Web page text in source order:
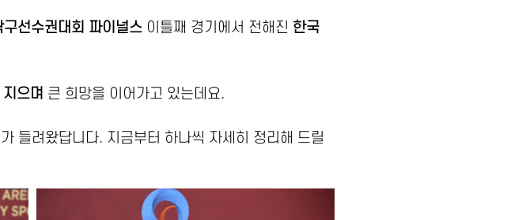
선수권대회 파이널스 이틀째 경기에서 전해진 한국
으며 큰 희망을 이어가고 있는데요.
들려왔답니다. 지금부터 하나씩 자세히 정리해 드릴